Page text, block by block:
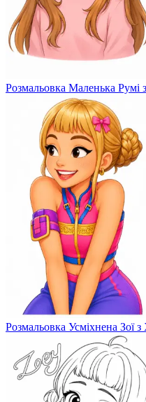
Розмальовка Маленька Румі
Розмальовка Усміхнена Зої з